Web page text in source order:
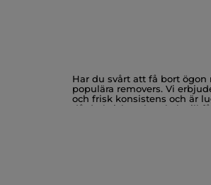
Har du svårt att få bort ögon
populära removers. Vi
och frisk konsistens och är
då du kvickt och enkelt vill
Båda removers är testade
gärna med en utav våra